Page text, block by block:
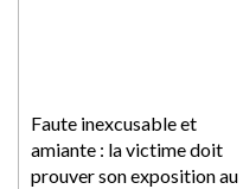
Faute inexcusable et
amiante : la victime doit
prouver son exposition au